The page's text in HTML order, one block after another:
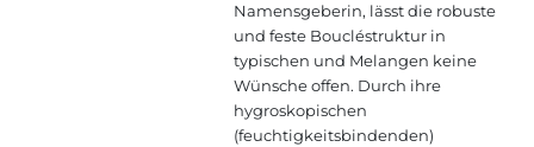
Namensgeberin, lässt die robuste
und feste Boucléstruktur in
typischen und Melangen keine
Wünsche offen. Durch ihre
hygroskopischen
(feuchtigkeitsbindenden)